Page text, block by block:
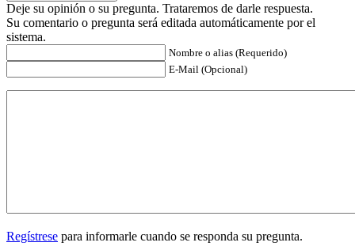
Deje su opinión o su pregunta. Trataremos de darle respuesta.
Su comentario o pregunta será editada automáticamente por el
sistema.
Nombre o alias (Requerido)
E-Mail (Opcional)
Regístrese para informarle cuando se responda su pregunta.